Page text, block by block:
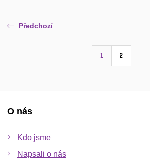
Předchozí
1 2
O nás
Kdo jsme
Napsali o nás